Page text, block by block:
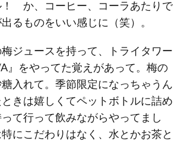
！ か、コーヒー、コーラあたりで
るものをいい感じに（笑）。
梅ジュースを持って、トライタワー
』をやってた覚えがあって。梅の
入れて。季節限定になっちゃうん
きは嬉しくてペットボトルに詰め
て行って飲みながらやってまし
にこだわりはなく、水とかお茶と